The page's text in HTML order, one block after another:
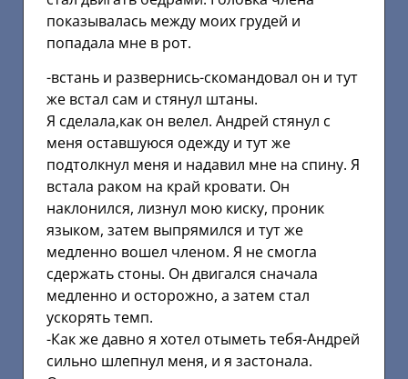
показывалась между моих грудей и
попадала мне в рот.
-встань и развернись-скомандовал он и тут
же встал сам и стянул штаны.
Я сделала,как он велел. Андрей стянул с
меня оставшуюся одежду и тут же
подтолкнул меня и надавил мне на спину. Я
встала раком на край кровати. Он
наклонился, лизнул мою киску, проник
языком, затем выпрямился и тут же
медленно вошел членом. Я не смогла
сдержать стоны. Он двигался сначала
медленно и осторожно, а затем стал
ускорять темп.
-Как же давно я хотел отыметь тебя-Андрей
сильно шлепнул меня, и я застонала.